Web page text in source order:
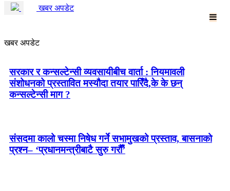
खबर अपडेट
खबर अपडेट
सरकार र कन्सल्टेन्सी व्यवसायीबीच वार्ता : नियमावली
संशोधनको प्रस्तावित मस्यौदा तयार पारिँदै,के के छन्
कन्सल्टेन्सी माग ?
संसदमा कालो चस्मा निषेध गर्ने सभामुखको प्रस्ताव, बासनाको
प्रश्न– ‘प्रधानमन्त्रीबाटै सुरु गरौँ’